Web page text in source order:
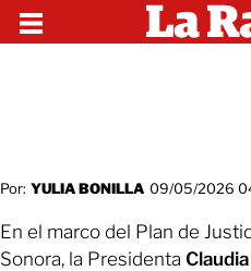
Por: YULIA BONILLA 09/05/2026
En el marco del Plan de
Sonora, la Presidenta